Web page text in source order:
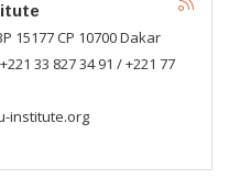
15177 CP 10700 Dakar
33 827 34 91 / +221 77
institute.org